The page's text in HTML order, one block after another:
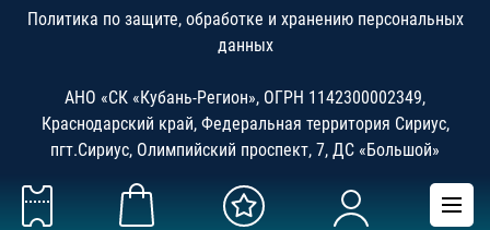
Политика по защите, обработке и хранению персональных
данных
АНО «СК «Кубань-Регион», ОГРН 1142300002349,
Краснодарский край, Федеральная территория Сириус,
пгт.Сириус, Олимпийский проспект, 7, ДС «Большой»